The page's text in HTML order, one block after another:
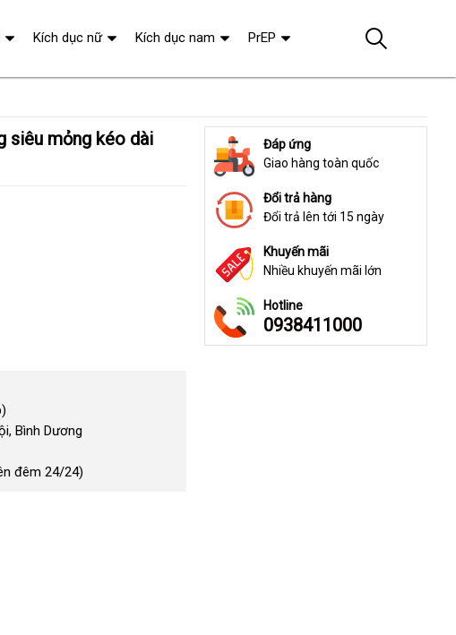
Bình Dương
đêm 24/24)
Đáp ứng
Giao hàng toàn quốc
Đổi trả hàng
Đổi trả lên tới 15 ngày
Khuyến mãi
Nhiều khuyến mãi lớn
Hotline
0938411000
Kích dục nữ Kích dục nam PrEP